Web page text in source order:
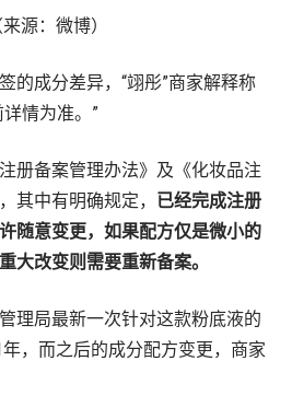
来源：微博）
的成分差异，“翊彤”商家解释称
情为准。”
册备案管理办法》及《化妆品注
其中有明确规定， 已经完成注册
随意变更，如果配方仅是微小的
大改变则需要重新备案。
理局最新一次针对这款粉底液的
，而之后的成分配方变更，商家